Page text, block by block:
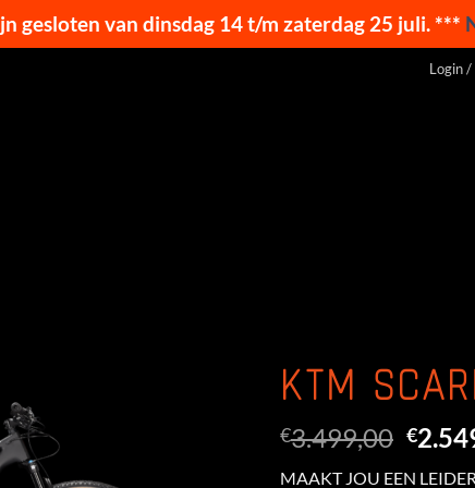
gesloten van dinsdag 14 t/m zaterdag 25 juli. ***
Login
KTM
€3.499,00 €
MAAKT JOU EEN